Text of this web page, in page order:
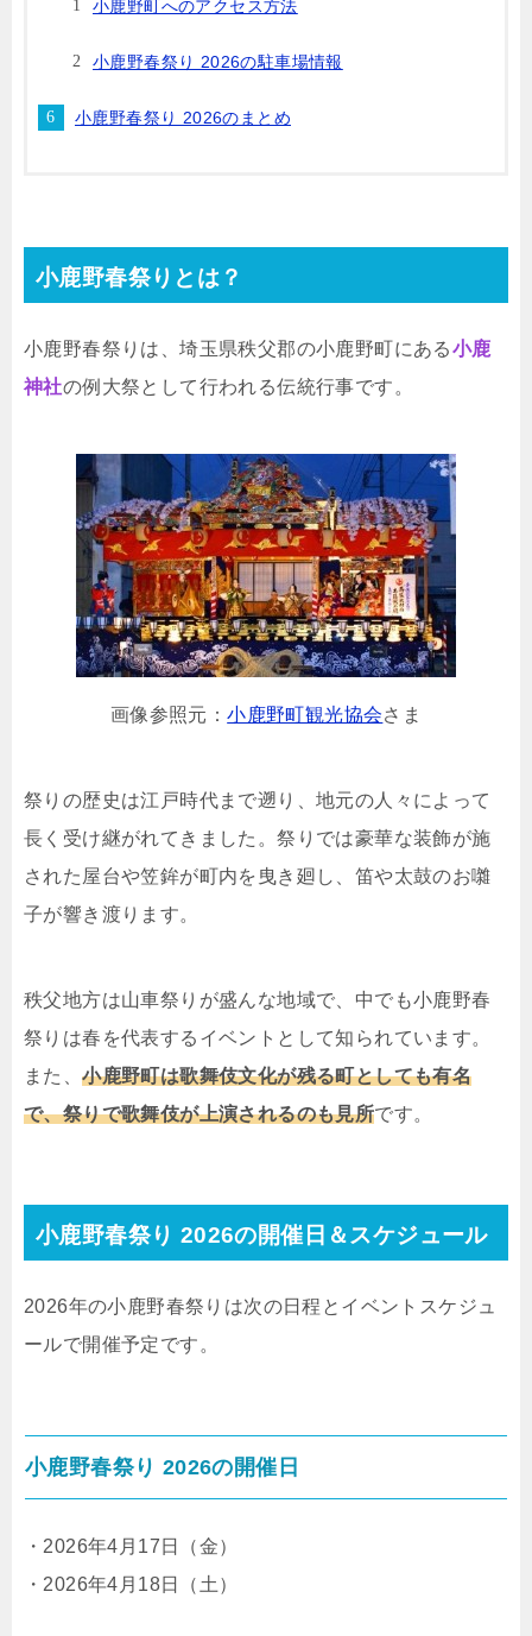
小鹿野町へのアクセス方法
小鹿野春祭り 2026の駐車場情報
小鹿野春祭り 2026のまとめ
小鹿野春祭りとは？
小鹿野春祭りは、埼玉県秩父郡の小鹿野町にある小鹿
神社の例大祭として行われる伝統行事です。
画像参照元：小鹿野町観光協会さま
祭りの歴史は江戸時代まで遡り、地元の人々によって
長く受け継がれてきました。祭りでは豪華な装飾が施
された屋台や笠鉾が町内を曳き廻し、笛や太鼓のお囃
子が響き渡ります。
秩父地方は山車祭りが盛んな地域で、中でも小鹿野春
祭りは春を代表するイベントとして知られています。
また、小鹿野町は歌舞伎文化が残る町としても有名
で、祭りで歌舞伎が上演されるのも見所です。
小鹿野春祭り 2026の開催日＆スケジュール
2026年の小鹿野春祭りは次の日程とイベントスケジュ
ールで開催予定です。
小鹿野春祭り 2026の開催日
・2026年4月17日（金）
・2026年4月18日（土）